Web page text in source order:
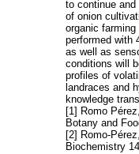
to continue
of onion
organic
performed with
as well as
conditions will
profiles of
landraces and
knowledge
[1] Romo
Botany and
[2] Romo-
Biochemistry